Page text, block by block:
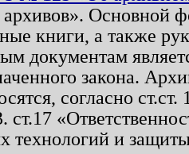
архивов». Основной
книги, а также
документам
закона.
согласно
ст.17
технологий и